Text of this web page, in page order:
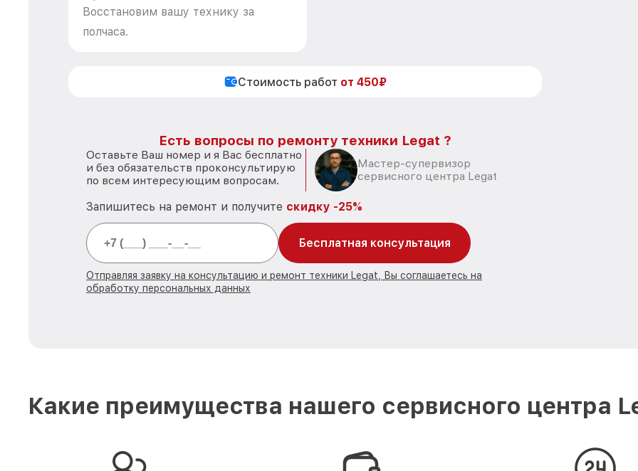
Восстановим вашу технику за
полчаса.
Стоимость работ от 450₽
Есть вопросы по ремонту техники Legat ?
Оставьте Ваш номер и я Вас бесплатно
и без обязательств проконсультирую
по всем интересующим вопросам.
Мастер-супервизор
сервисного центра Legat
Запишитесь на ремонт и получите скидку -25%
Бесплатная консультация
Отправляя заявку на консультацию и ремонт техники Legat, Вы соглашаетесь на
обработку персональных данных
Какие преимущества нашего сервисного центра